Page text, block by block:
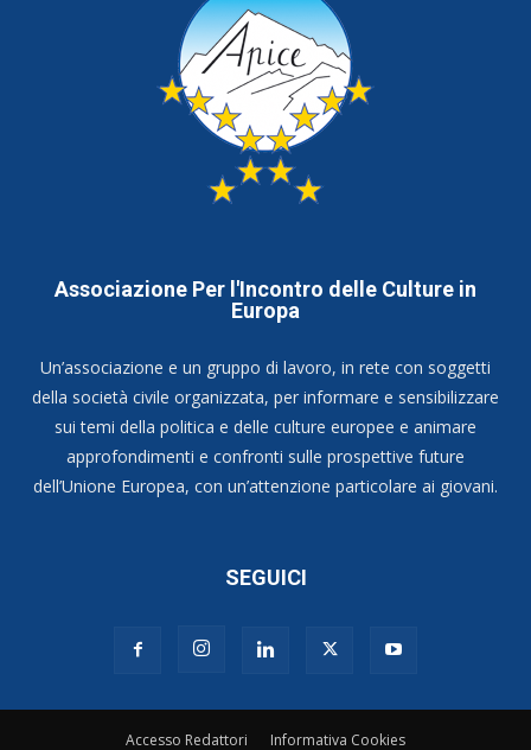
Associazione Per l'Incontro delle Culture in
Europa
Un’associazione e un gruppo di lavoro, in rete con soggetti
della società civile organizzata, per informare e sensibilizzare
sui temi della politica e delle culture europee e animare
approfondimenti e confronti sulle prospettive future
dell’Unione Europea, con un’attenzione particolare ai giovani.
SEGUICI
Accesso Redattori Informativa Cookies